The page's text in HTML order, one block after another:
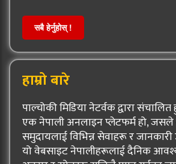
सबै हेर्नुहोस् !
हाम्रो बारे
पाल्चोकी मिडिया नेटर्वक द्वारा
एक नेपाली अनलाइन प्लेटफर्म हो, जसले
समुदायलाई विभिन्न सेवाहरू र
यो वेबसाइट नेपालीहरूलाई दैनिक